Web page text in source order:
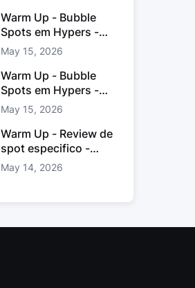
Warm Up - Bubble
Spots em Hypers -
João “JoaoChef“
Branco
May 15, 2026
Warm Up - Bubble
Spots em Hypers -
João JoaoChef
Branco
May 15, 2026
Warm Up - Review de
spot especifico -
xinas85
May 14, 2026